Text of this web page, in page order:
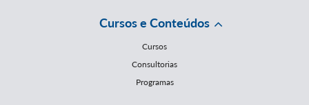
Cursos e Conteúdos
Cursos
Consultorias
Programas